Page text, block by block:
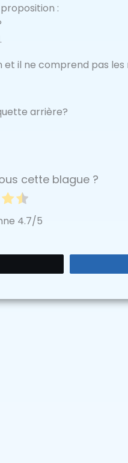
:
il ne comprend pas les
arrière?
cette blague ?
4.7/5